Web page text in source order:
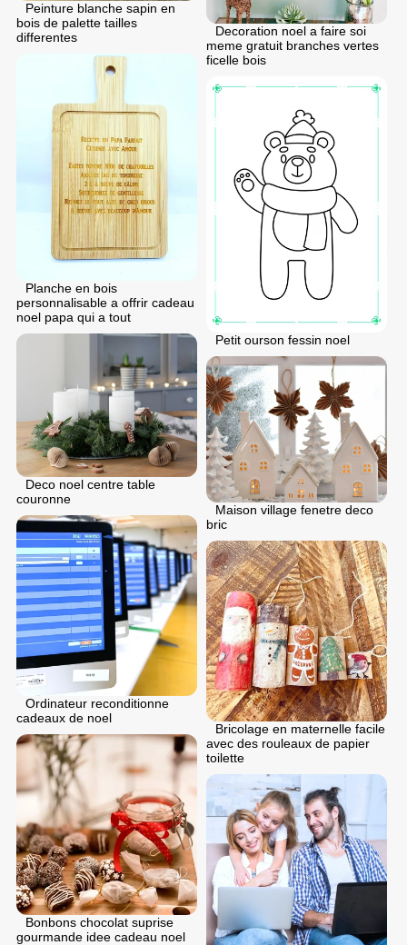
Decoration noel a faire soi
meme gratuit branches vertes
ficelle bois
Peinture blanche sapin en
bois de palette tailles
differentes
Planche en bois
personnalisable a offrir cadeau
noel papa qui a tout
Petit ourson fessin noel
Deco noel centre table
couronne
Maison village fenetre deco
bric
Ordinateur reconditionne
cadeaux de noel
Bricolage en maternelle facile
avec des rouleaux de papier
toilette
Bonbons chocolat suprise
gourmande idee cadeau noel